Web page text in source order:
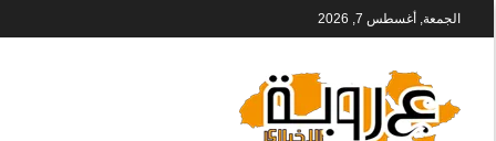
الجمعة, أغسطس 7, 2026